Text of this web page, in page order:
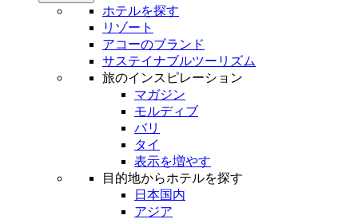
ホテルを探す
リゾート
アコーのブランド
サステイナブルツーリズム
旅のインスピレーション
マガジン
モルディブ
バリ
タイ
表示を増やす
目的地からホテルを探す
日本国内
アジア